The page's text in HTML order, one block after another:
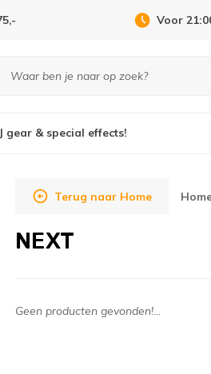
Voor
gear & special effects!
Terug naar Home
NEXT
Geen producten gevonden!...